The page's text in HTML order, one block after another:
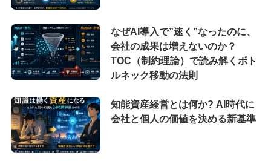
なぜAI導入で”速く”なったのに、
会社の成果は増えないのか？
TOC（制約理論）で読み解くボト
ルネック移動の法則
知能資産経営とは何か? AI時代に
会社と個人の価値を決める新基準